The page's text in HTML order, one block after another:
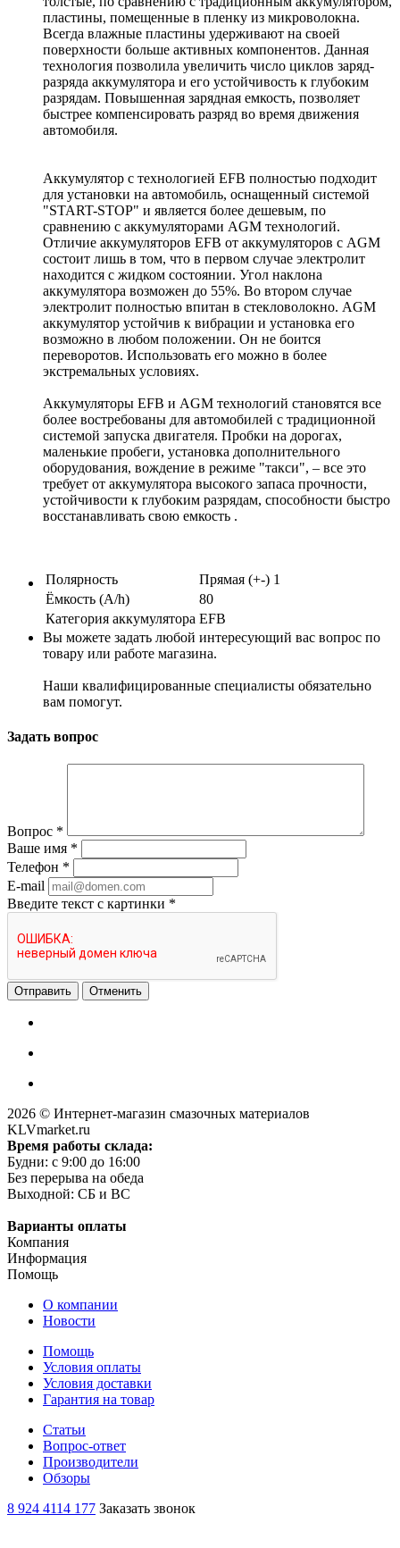
пластины, помещенные в пленку из микроволокна.
Всегда влажные пластины удерживают на своей
поверхности больше активных компонентов. Данная
технология позволила увеличить число циклов заряд-
разряда аккумулятора и его устойчивость к глубоким
разрядам. Повышенная зарядная емкость, позволяет
быстрее компенсировать разряд во время движения
автомобиля.
Аккумулятор с технологией EFB полностью подходит
для установки на автомобиль, оснащенный системой
"START-STOP" и является более дешевым, по
сравнению с аккумуляторами AGM технологий.
Отличие аккумуляторов EFB от аккумуляторов с AGM
состоит лишь в том, что в первом случае электролит
находится с жидком состоянии. Угол наклона
аккумулятора возможен до 55%. Во втором случае
электролит полностью впитан в стекловолокно. AGM
аккумулятор устойчив к вибрации и установка его
возможно в любом положении. Он не боится
переворотов. Использовать его можно в более
экстремальных условиях.
Аккумуляторы EFB и AGM технологий становятся все
более востребованы для автомобилей с традиционной
системой запуска двигателя. Пробки на дорогах,
маленькие пробеги, установка дополнительного
оборудования, вождение в режиме "такси", – все это
требует от аккумулятора высокого запаса прочности,
устойчивости к глубоким разрядам, способности быстро
восстанавливать свою емкость .
Полярность
Прямая (+-) 1
Ёмкость (A/h)
80
Категория аккумулятора EFB
Вы можете задать любой интересующий вас вопрос по
товару или работе магазина.
Наши квалифицированные специалисты обязательно
вам помогут.
Задать вопрос
Вопрос *
Ваше имя *
Телефон *
E-mail
Введите текст с картинки *
Отменить
2026 © Интернет-магазин смазочных материалов
KLVmarket.ru
Время работы склада:
Будни: c 9:00 до 16:00
Без перерыва на обеда
Выходной: СБ и ВС
Варианты оплаты
Компания
Информация
Помощь
О компании
Новости
Помощь
Условия оплаты
Условия доставки
Гарантия на товар
Статьи
Вопрос-ответ
Производители
Обзоры
8 924 4114 177 Заказать звонок